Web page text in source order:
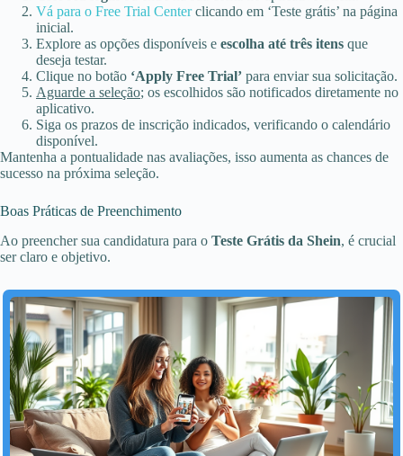
Vá para o Free Trial Centerclicando em ‘Teste grátis’ na página
inicial.
Explore as opções disponíveis e escolha até três itens que
deseja testar.
Clique no botão ‘Apply Free Trial’ para enviar sua solicitação.
Aguarde a seleção; os escolhidos são notificados diretamente no
aplicativo.
Siga os prazos de inscrição indicados, verificando o calendário
disponível.
Mantenha a pontualidade nas avaliações, isso aumenta as chances de
sucesso na próxima seleção.
Boas Práticas de Preenchimento
Ao preencher sua candidatura para o Teste Grátis da Shein, é crucial
ser claro e objetivo.